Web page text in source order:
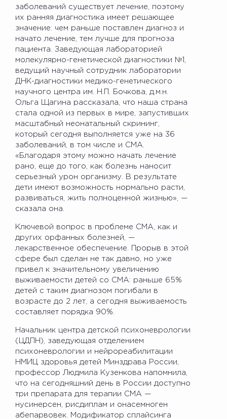
заболеваний существует лечение, поэтому
их ранняя диагностика имеет решающее
значение: чем раньше поставлен диагноз и
начато лечение, тем лучше для прогноза
пациента. Заведующая лабораторией
молекулярно-генетической диагностики №1,
ведущий научный сотрудник лаборатории
ДНК-диагностики медико-генетического
научного центра им. Н.П. Бочкова, д.м.н.
Ольга Щагина рассказала, что наша страна
стала одной из первых в мире, запустивших
масштабный неонатальный скрининг,
который сегодня выполняется уже на 36
заболеваний, в том числе и СМА.
«Благодаря этому можно начать лечение
рано, еще до того, как болезнь наносит
серьезный урон организму. В результате
дети имеют возможность нормально расти,
развиваться, жить полноценной жизнью», —
сказала она.
Ключевой вопрос в проблеме СМА, как и
других орфанных болезней, —
лекарственное обеспечение. Прорыв в этой
сфере был сделан не так давно, но уже
привел к значительному увеличению
выживаемости детей со СМА: раньше 65%
детей с таким диагнозом погибали в
возрасте до 2 лет, а сегодня выживаемость
составляет порядка 90%.
Начальник центра детской психоневрологии
(ЦДПН), заведующая отделением
психоневрологии и нейрореабилитации
НМИЦ здоровья детей Минздрава России,
профессор Людмила Кузенкова напомнила,
что на сегодняшний день в России доступно
три препарата для терапии СМА —
нусинерсен, рисдиплам и онасемноген
абепарвовек. Модификатор сплайсинга